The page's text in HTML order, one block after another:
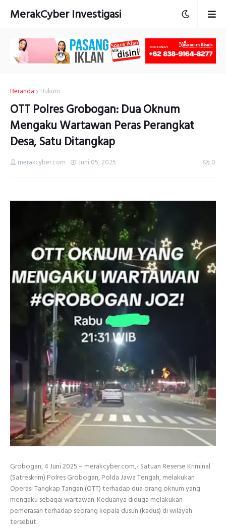
MerakCyber Investigasi
Beranda Hukum
OTT Polres Grobogan: Dua Oknum
Mengaku Wartawan Peras Perangkat
Desa, Satu Ditangkap
merakcyber.com Juni 05, 2025 0
Grobogan, 4 Juni 2025 – merakcyber.com,- Satuan Reserse Kriminal
(Satreskrim) Polres Grobogan, Polda Jawa Tengah, melakukan
Operasi Tangkap Tangan (OTT) terhadap dua orang oknum yang
mengaku sebagai wartawan. Keduanya diduga melakukan
pemerasan terhadap seorang kepala dusun (kadus) di wilayah
tersebut.